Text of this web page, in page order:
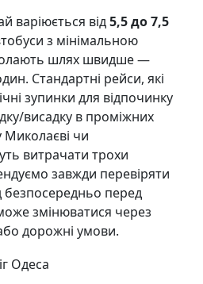
варіюється від5,5 до 7,5
з мінімальною
шлях швидше —
Стандартні рейси, які
зупинки для відпочинку
висадку в проміжних
Миколаєві чи
витрачати трохи
завжди перевіряти
безпосередньо перед
змінюватися через
дорожні умови.